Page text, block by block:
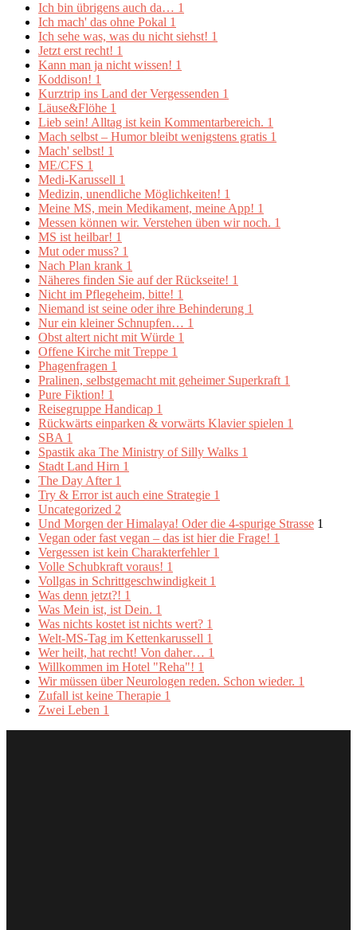
Ich bin übrigens auch da… 1
Ich mach' das ohne Pokal 1
Ich sehe was, was du nicht siehst! 1
Jetzt erst recht! 1
Kann man ja nicht wissen! 1
Koddison! 1
Kurztrip ins Land der Vergessenden 1
Läuse&Flöhe 1
Lieb sein! Alltag ist kein Kommentarbereich. 1
Mach selbst – Humor bleibt wenigstens gratis 1
Mach' selbst! 1
ME/CFS 1
Medi-Karussell 1
Medizin, unendliche Möglichkeiten! 1
Meine MS, mein Medikament, meine App! 1
Messen können wir. Verstehen üben wir noch. 1
MS ist heilbar! 1
Mut oder muss? 1
Nach Plan krank 1
Näheres finden Sie auf der Rückseite! 1
Nicht im Pflegeheim, bitte! 1
Niemand ist seine oder ihre Behinderung 1
Nur ein kleiner Schnupfen… 1
Obst altert nicht mit Würde 1
Offene Kirche mit Treppe 1
Phagenfragen 1
Pralinen, selbstgemacht mit geheimer Superkraft 1
Pure Fiktion! 1
Reisegruppe Handicap 1
Rückwärts einparken & vorwärts Klavier spielen 1
SBA 1
Spastik aka The Ministry of Silly Walks 1
Stadt Land Hirn 1
The Day After 1
Try & Error ist auch eine Strategie 1
Uncategorized 2
Und Morgen der Himalaya! Oder die 4-spurige Strasse 1
Vegan oder fast vegan – das ist hier die Frage! 1
Vergessen ist kein Charakterfehler 1
Volle Schubkraft voraus! 1
Vollgas in Schrittgeschwindigkeit 1
Was denn jetzt?! 1
Was Mein ist, ist Dein. 1
Was nichts kostet ist nichts wert? 1
Welt-MS-Tag im Kettenkarussell 1
Wer heilt, hat recht! Von daher… 1
Willkommen im Hotel "Reha"! 1
Wir müssen über Neurologen reden. Schon wieder. 1
Zufall ist keine Therapie 1
Zwei Leben 1